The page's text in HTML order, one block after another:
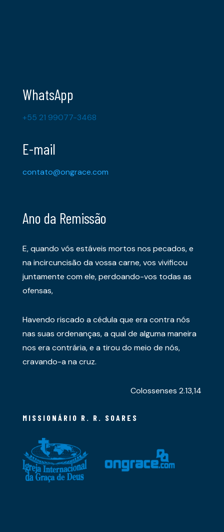
WhatsApp
+55 21 99077-3468
E-mail
contato@ongrace.com
Ano da Remissão
E, quando vós estáveis mortos nos pecados, e
na incircuncisão da vossa carne, vos vivificou
juntamente com ele, perdoando-vos todas as
ofensas,
Havendo riscado a cédula que era contra nós
nas suas ordenanças, a qual de alguma maneira
nos era contrária, e a tirou do meio de nós,
cravando-a na cruz.
Colossenses 2.13,14
MISSIONÁRIO R. R. SOARES